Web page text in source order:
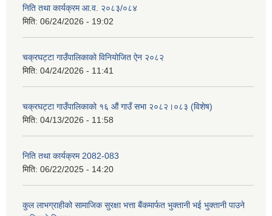
निति तथा कार्यक्रम आ‍.व. २०८३/०८४
मिति: 06/24/2026 - 19:02
चक्रघट्टा गाउँपालिकाको विनियोजित ऐन २०८२
मिति: 04/24/2026 - 11:41
चक्रघट्टा गाउँपालिकाको १६ औं गाउँ सभा २०८२।०८३ (विशेष)
मिति: 04/13/2026 - 11:58
निति तथा कार्यक्रम 2082-083
मिति: 06/22/2025 - 14:20
कुल लाभग्राहीको सामाजिक सुरक्षा भत्ता बैंकमार्फत भुक्तानी भई भुक्तानी पाउने